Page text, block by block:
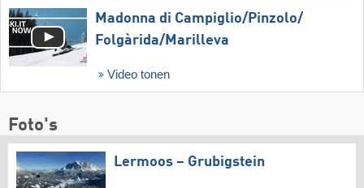
Madonna di Campiglio/​Pinzolo/​
Folgàrida/​Marilleva
Video tonen
Foto's
Lermoos – Grubigstein